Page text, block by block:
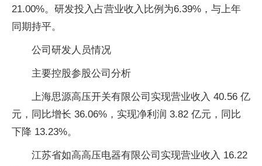
21.00%。研发投入占营业收入比例为6.39%，与上年
同期持平。
公司研发人员情况
主要控股参股公司分析
上海思源高压开关有限公司实现营业收入 40.56 亿
元，同比增长 36.06%，实现净利润 3.82 亿元，同比
下降 13.23%。
江苏省如高高压电器有限公司实现营业收入 16.22